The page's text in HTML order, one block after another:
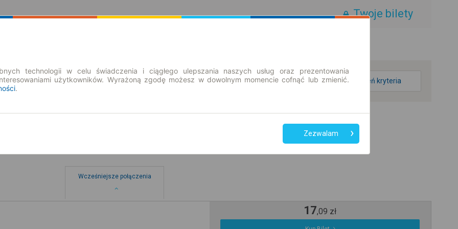
Twoje bilety
zmień kryteria
Wcześniejsze połączenia
17,09 zł
technologii w celu świadczenia i ciągłego ulepszania naszych usług oraz prezentowania
użytkowników. Wyrażoną zgodę możesz w dowolnym momencie cofnąć lub zmienić.
.
Zezwalam